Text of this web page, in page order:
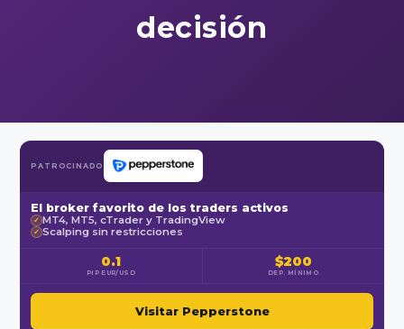
decisión
PATROCINADO
El broker favorito de los traders activos
✓ MT4, MT5, cTrader y TradingView
✓ Scalping sin restricciones
0.1
PIP EUR/USD
$200
DEP. MÍNIMO
Visitar Pepperstone